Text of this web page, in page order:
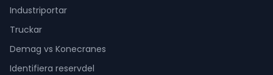
Industriportar
Truckar
Demag vs Konecranes
Identifiera reservdel